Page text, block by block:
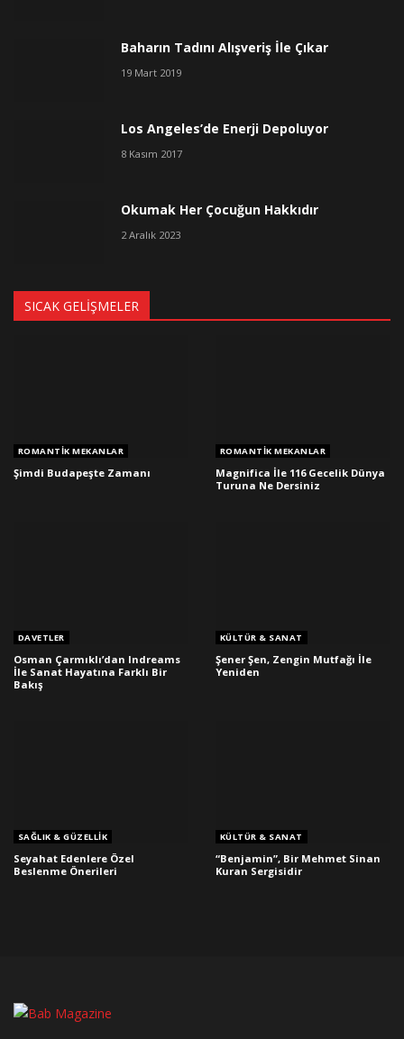
Baharın Tadını Alışveriş İle Çıkar
19 Mart 2019
Los Angeles’de Enerji Depoluyor
8 Kasım 2017
Okumak Her Çocuğun Hakkıdır
2 Aralık 2023
SICAK GELIŞMELER
ROMANTIK MEKANLAR
Şimdi Budapeşte Zamanı
ROMANTIK MEKANLAR
Magnifica İle 116 Gecelik Dünya
Turuna Ne Dersiniz
DAVETLER
Osman Çarmıklı’dan Indreams
İle Sanat Hayatına Farklı Bir
Bakış
KÜLTÜR & SANAT
Şener Şen, Zengin Mutfağı İle
Yeniden
SAĞLIK & GÜZELLIK
Seyahat Edenlere Özel
Beslenme Önerileri
KÜLTÜR & SANAT
“Benjamin”, Bir Mehmet Sinan
Kuran Sergisidir